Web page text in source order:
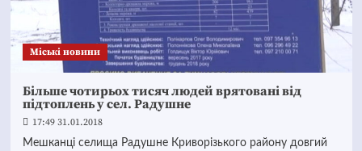
Mіські новини
Більше чотирьох тисяч людей врятовані від
підтоплень у сел. Радушне
17:49 31.01.2018
Мешканці селища Радушне Криворізького району довгий